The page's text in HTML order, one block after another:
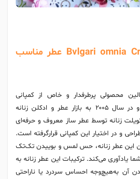
Bvlgari omnia Crystalline EDT-8 عطر مناسب
محصولی پرطرفدار و خاص از کمپانی
معروف بولگاری است و در سال ۲۰۰۵ به بازار عطر و ادکلن زنانه
زنانه توسط عطر ساز معروف و حرفه‌ای
و در اختیار این کمپانی قرارگرفته است.
عطر زنانه، حس لمس و بوییدن تک‌تک
یادآوری می‌کند. ترکیبات این عطر زنانه به
آن به‌هیچ‌وجه احساس سردرد یا ناراحتی